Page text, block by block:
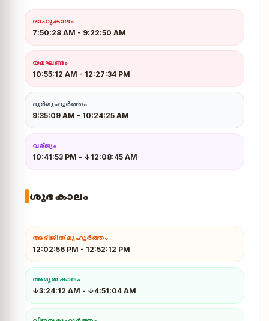
രാഹുകാലം
7:50:28 AM - 9:22:50 AM
യമഘണ്ടം
10:55:12 AM - 12:27:34 PM
ദുർമുഹൂർത്തം
9:35:09 AM - 10:24:25 AM
വര്ജ്യം
10:41:53 PM - ↓12:08:45 AM
ശുഭ കാലം
അഭിജിത് മുഹൂർത്തം
12:02:56 PM - 12:52:12 PM
അമൃത കാലം
↓3:24:12 AM - ↓4:51:04 AM